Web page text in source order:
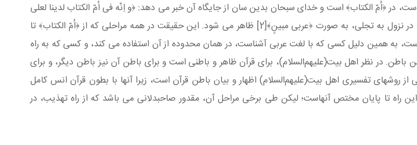
در ﴿اُمّ الكتاب﴾ است و خدای سبحان بدین سان از جایگاه آن خبر می‏ دهد: ﴿و اِنّه فی اُمّ الكتاب لدینا لعلی
حكیم﴾[1]؛ به درستی كه آن در اُم‏ الكتاب نزد ماست و همین كتاب در نزول به تجلی، به صورت ﴿عربی مبینٍ﴾[2] ظاهر می‏ شود. این حقیقت در همه مراحلی كه از ﴿اُمّ الكتاب﴾ تا
به همین دلیل كسی كه با لغت عربی آشناست، در همان محدوده از آن استفاده می‏ كند، و كسی كه به راه
باطن. در نظر اهل‏ بیت(علیهم‌السلام)، برای قرآن ظاهر و باطنی است و برای باطن آن نیز باطن دیگر، و برای
تفسیری اهل‏ بیت(علیهم‌السلام) اظهار و بیان باطن قرآن است، زیرا آنها با بطون قرآن انس كامل
راه تا پایان مختص آنهاست؛ لیكن طی برخی مراحل آن، مقدور صاحبدلانی می‏ باشد كه از راه تهذیب، در